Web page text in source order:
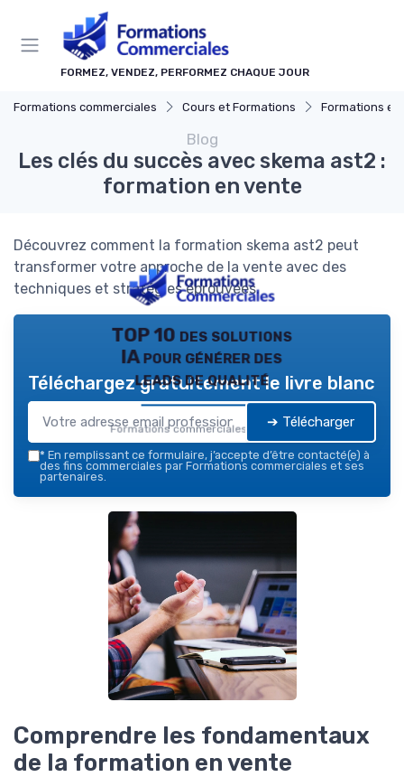
FORMEZ, VENDEZ, PERFORMEZ CHAQUE JOUR
Formations commerciales Cours et Formations Formations en
Blog
Les clés du succès avec skema ast2 :
formation en vente
Découvrez comment la formation skema ast2 peut
transformer votre approche de la vente avec des
techniques et stratégies éprouvées.
TOP 10 des solutions
IA pour générer des
leads de qualité
Formations commerciales — 2026
Téléchargez gratuitement le livre blanc
➔ Télécharger
* En remplissant ce formulaire, j’accepte d’être contacté(e) à
des fins commerciales par Formations commerciales et ses
partenaires.
Comprendre les fondamentaux
de la formation en vente
Panneau de gestion des cookies